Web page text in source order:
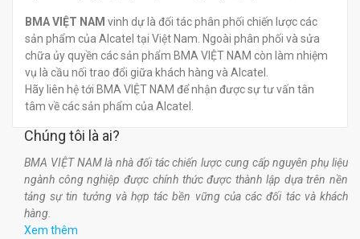
BMA VIỆT NAM vinh dự là đối tác phân phối chiến lược các
sản phẩm của Alcatel tại Việt Nam. Ngoài phân phối và sửa
chữa ủy quyền các sản phẩm BMA VIỆT NAM còn làm nhiệm
vụ là cầu nối trao đổi giữa khách hàng và Alcatel.
Hãy liên hệ tới BMA VIỆT NAM để nhận được sự tư vấn tân
tâm về các sản phẩm của Alcatel.
Chúng tôi là ai?
BMA VIỆT NAM là nhà đối tác chiến lược cung cấp nguyên phụ liệu
ngành công nghiệp được chính thức được thành lập dựa trên nền
tảng sự tin tưởng và hợp tác bền vững của các đối tác và khách
hàng.
Xem thêm